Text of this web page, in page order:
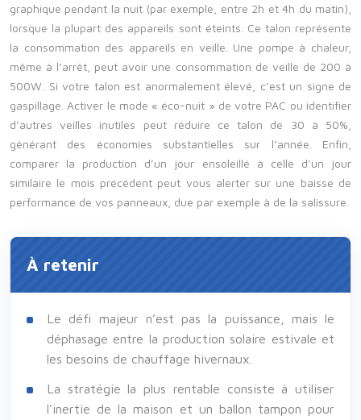
graphique pendant la nuit (par exemple, entre 2h et 4h du matin),
lorsque la plupart des appareils sont éteints. Ce talon représente
la consommation des appareils en veille. Une pompe à chaleur,
même à l’arrêt, peut avoir une consommation de veille de 200 à
500W. Si votre talon est anormalement élevé, c’est un signe de
gaspillage. Activer le mode « éco-nuit » de votre PAC ou identifier
d’autres veilles inutiles peut réduire ce talon de 30 à 50%,
générant des économies substantielles sur l’année. Enfin,
comparer la production d’un jour ensoleillé à celle d’un jour
similaire le mois précédent peut vous alerter sur une baisse de
performance de vos panneaux, due par exemple à de la salissure.
À retenir
Le défi majeur n’est pas la puissance, mais le
déphasage entre la production solaire estivale et
les besoins de chauffage hivernaux.
La stratégie la plus rentable consiste à utiliser
l’inertie de la maison et un ballon tampon pour